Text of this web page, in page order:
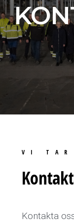
VI TAR
Kontakta